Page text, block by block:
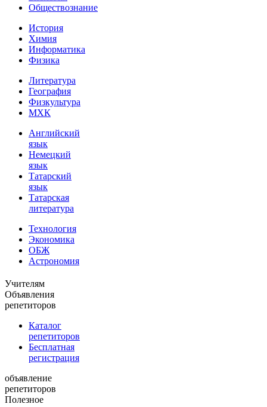
Обществознание
История
Химия
Информатика
Физика
Литература
География
Физкультура
МХК
Английский
язык
Немецкий
язык
Татарский
язык
Татарская
литература
Технология
Экономика
ОБЖ
Астрономия
Учителям
Объявления
репетиторов
Каталог
репетиторов
Бесплатная
регистрация
объявление
репетиторов
Полезное